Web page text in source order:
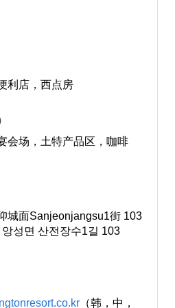
利店，西点房
会场，土特产品区，咖啡
城面Sanjeonjangsu1街 103
성면 산전장수1길 103
（韩，中，